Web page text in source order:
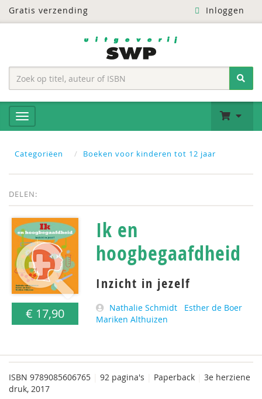
Gratis verzending Inloggen
Categoriëen Boeken voor kinderen tot 12 jaar
DELEN:
€ 17,90
Ik en
hoogbegaafdheid
Inzicht in jezelf
Nathalie Schmidt
Esther de Boer
Mariken Althuizen
ISBN 9789085606765 92 pagina's Paperback
3e herziene
druk, 2017